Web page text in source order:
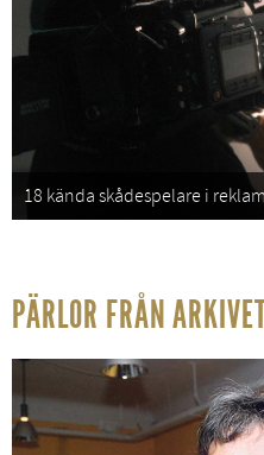
18 kända skådespelare i
PÄRLOR FRÅN